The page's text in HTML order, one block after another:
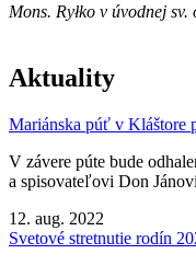
Mons. Ryłko v úvodnej
Aktuality
Mariánska púť v Kláštore
V závere púte bude
a spisovateľovi Don
12. aug. 2022
Svetové stretnutie rodín